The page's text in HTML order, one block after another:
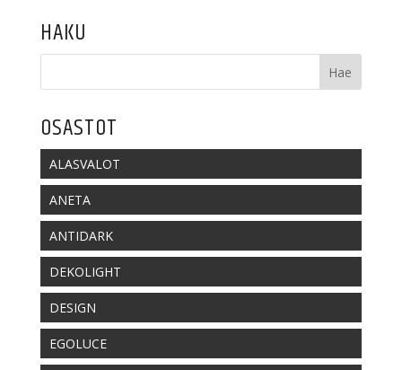
HAKU
OSASTOT
ALASVALOT
ANETA
ANTIDARK
DEKOLIGHT
DESIGN
EGOLUCE